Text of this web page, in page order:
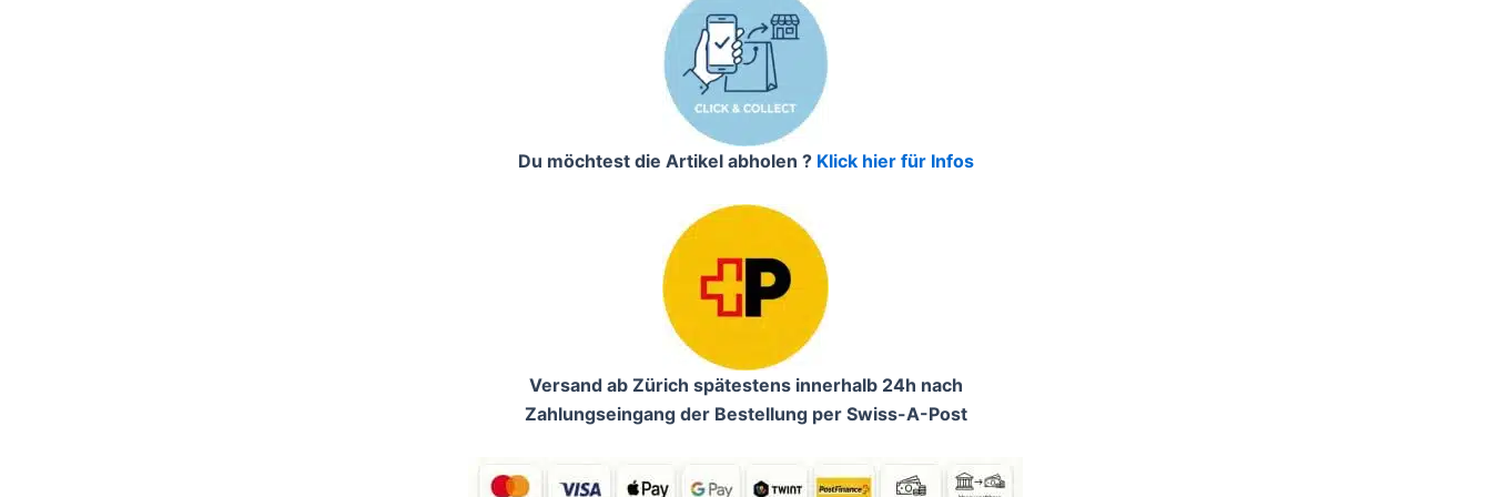
Du möchtest die Artikel abholen ? Klick hier für Infos
Versand ab Zürich spätestens innerhalb 24h nach
Zahlungseingang der Bestellung per Swiss-A-Post